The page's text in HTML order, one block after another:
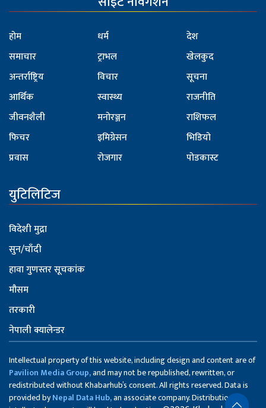
होम
समाचार
अन्तर्राष्ट्रिय
आर्थिक
जीवनशैली
फिचर
प्रवास
धर्म
ट्राभल
विचार
स्वास्थ्य
मनोरञ्जन
इमिग्रेसन
रोजगार
देश
खेलकुद
सूचना
राजनीति
राशिफल
भिडियो
पोडकास्ट
युटिलिटिज
विदेशी मुद्रा
सुन/चाँदी
हावा गुणस्तर सूचकांक
मौसम
तरकारी
नेपाली क्यालेन्डर
Intellectual property of this website, including design and content are of
Pavilion Media Group,and may not be republished, rewritten, or
redistributed without Khabarhub’s consent. All rights reserved. Data is
provided byNepal Data Hub,an associate company. Distribution of